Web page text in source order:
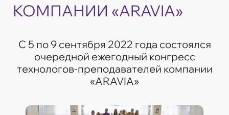
КОМПАНИИ «ARAVIA»
С 5 по 9 сентября 2022 года состоялся
очередной ежегодный конгресс
технологов-преподавателей компании
«ARAVIA»